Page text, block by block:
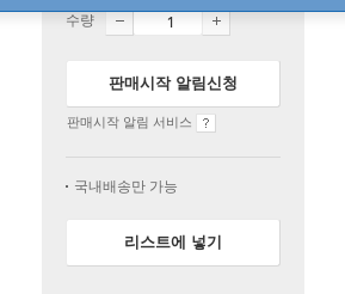
수량
판매시작 알림신청
판매시작 알림 서비스
국내배송만 가능
리스트에 넣기